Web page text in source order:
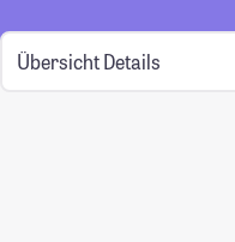
Übersicht Details